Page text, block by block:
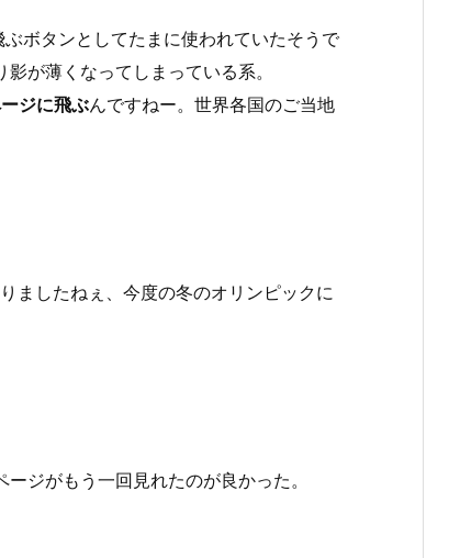
ボタンとしてたまに使われていたそうで
が薄くなってしまっている系。
ジに飛ぶんですねー。世界各国のご当地
ましたねぇ、今度の冬のオリンピックに
ジがもう一回見れたのが良かった。